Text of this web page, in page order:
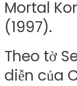
Mortal
(1997).
Theo tờ
diễn của